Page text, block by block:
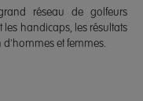
réseau de golfeurs
handicaps, les résultats
d'hommes et femmes.